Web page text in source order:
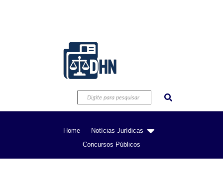
Home
Notícias Jurídicas
Concursos Públicos